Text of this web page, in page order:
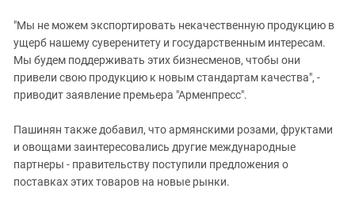
"Мы не можем экспортировать некачественную продукцию в
ущерб нашему суверенитету и государственным интересам.
Мы будем поддерживать этих бизнесменов, чтобы они
привели свою продукцию к новым стандартам качества", -
приводит заявление премьера "Арменпресс".
Пашинян также добавил, что армянскими розами, фруктами
и овощами заинтересовались другие международные
партнеры - правительству поступили предложения о
поставках этих товаров на новые рынки.